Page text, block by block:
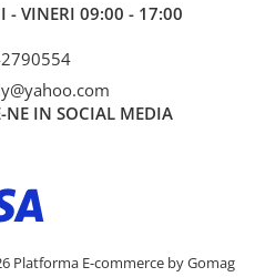
- VINERI 09:00 - 17:00
NE IN SOCIAL MEDIA
Platforma E-commerce by Gomag